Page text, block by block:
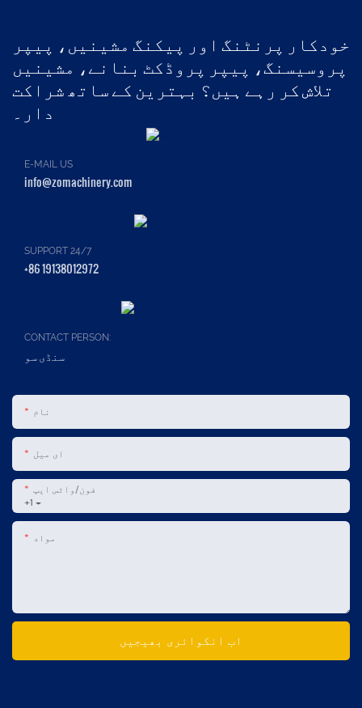
خودکار پرنٹنگ اور پیکنگ مشینیں، پیپر
پروسیسنگ، پیپر پروڈکٹ بنانے، مشینیں
تلاش کر رہے ہیں؟ بہترین کے ساتھ شراکت
دار۔
E-MAIL US
info@zomachinery.com
SUPPORT 24/7
+86 19138012972
CONTACT PERSON:
سنڈی سو
نام
ای میل
+1
فون/واٹس ایپ
مواد
اب انکوائری بھیجیں